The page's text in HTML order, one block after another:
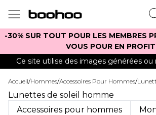
-30% SUR TOUT POUR LES MEMBRES
VOUS POUR EN
Ce site utilise des images générées ou
Accueil/Hommes/Accessoires Pour Hommes/
Lunettes de soleil homme
Accessoires pour hommes